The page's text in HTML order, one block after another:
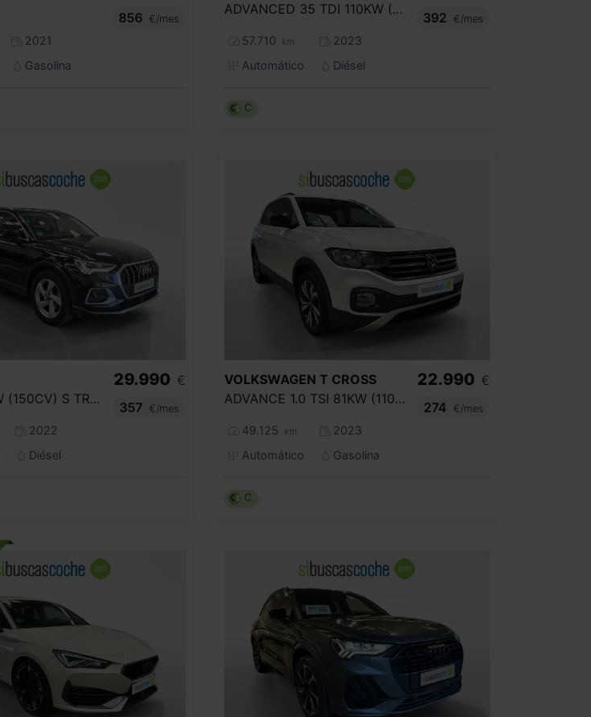
2021
Gasolina
856
€/mes
ADVANCED 35 TDI 110KW (150CV) S TRONIC
57.710 km
2023
Automático
Diésel
392
€/mes
C
35 TDI 110KW (150CV) S TRONIC
2022
Diésel
29.990 €
357
€/mes
VOLKSWAGEN T CROSS
ADVANCE 1.0 TSI 81KW (110CV) DSG
49.125 km
2023
Automático
Gasolina
22.990 €
274
€/mes
C